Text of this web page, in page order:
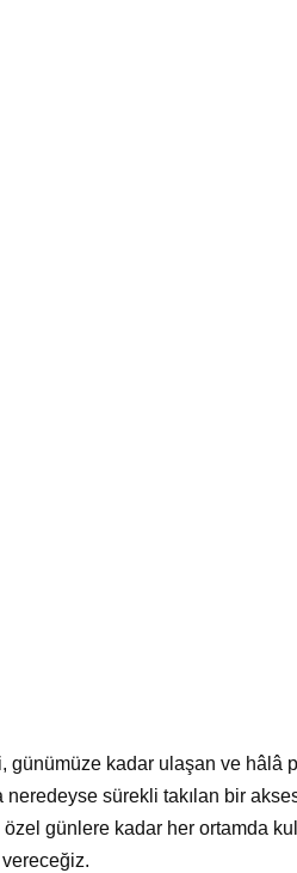
günümüze kadar ulaşan ve hâlâ
sürekli takılan bir
günlere kadar her ortamda